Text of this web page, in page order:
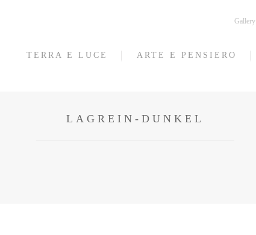
Gallery
TERRA E LUCE ARTE E PENSIERO
LAGREIN-DUNKEL